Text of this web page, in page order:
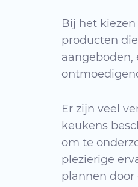
Bij het
producten
aangeboden,
Er zijn veel
keukens
om te
plezierige
plannen door